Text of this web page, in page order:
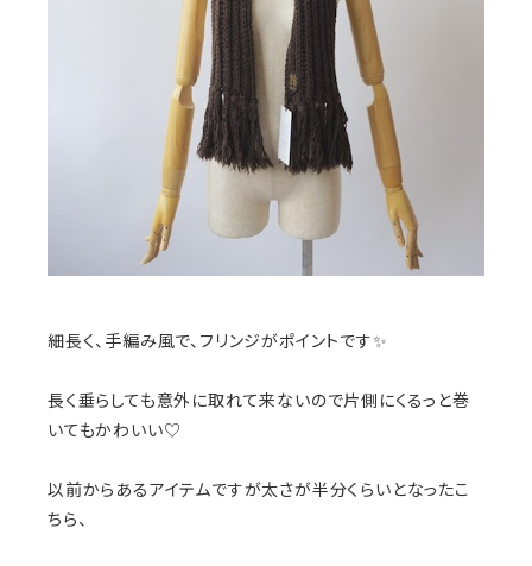
細長く、手編み風で、フリンジがポイントです✨
長く垂らしても意外に取れて来ないので片側にくるっと巻
いてもかわいい♡
以前からあるアイテムですが太さが半分くらいとなったこ
ちら、